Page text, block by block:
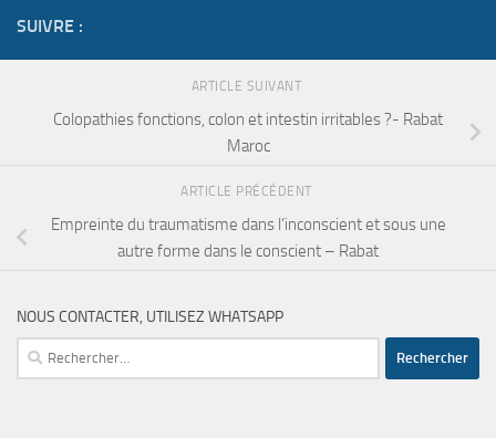
SUIVRE :
ARTICLE SUIVANT
Colopathies fonctions, colon et intestin irritables ?- Rabat
Maroc
ARTICLE PRÉCÉDENT
Empreinte du traumatisme dans l’inconscient et sous une
autre forme dans le conscient – Rabat
NOUS CONTACTER, UTILISEZ WHATSAPP
Rechercher :